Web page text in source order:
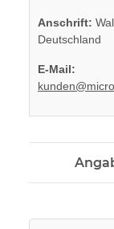
Anschrift:
Deutschland
E-Mail: